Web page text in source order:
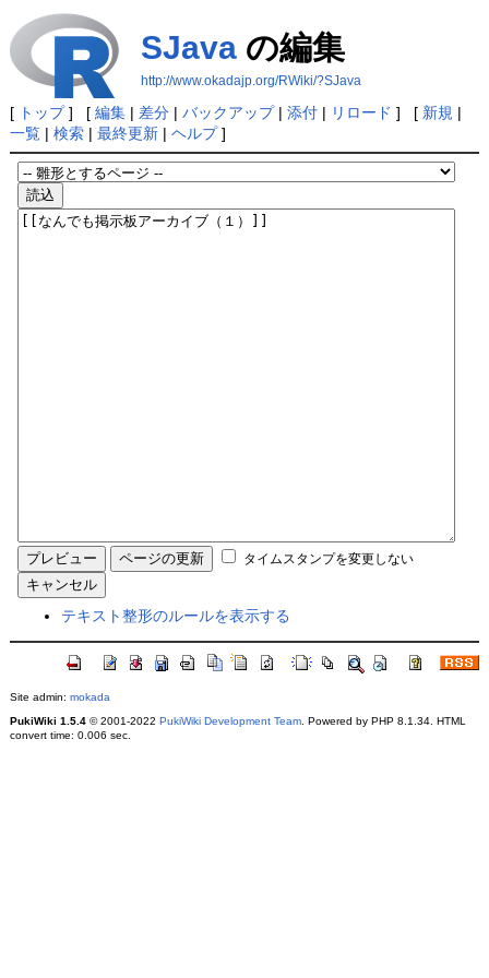
SJavaの編集
http://www.okadajp.org/RWiki/?SJava
[ トップ] [ 編集| 差分| バックアップ| 添付| リロード ] [ 新規 |
一覧| 検索| 最終更新| ヘルプ]
タイムスタンプを変更しない
テキスト整形のルールを表示する
Site admin: mokada
PukiWiki 1.5.4© 2001-2022 PukiWiki Development Team. Powered by PHP 8.1.34. HTML
convert time: 0.006 sec.